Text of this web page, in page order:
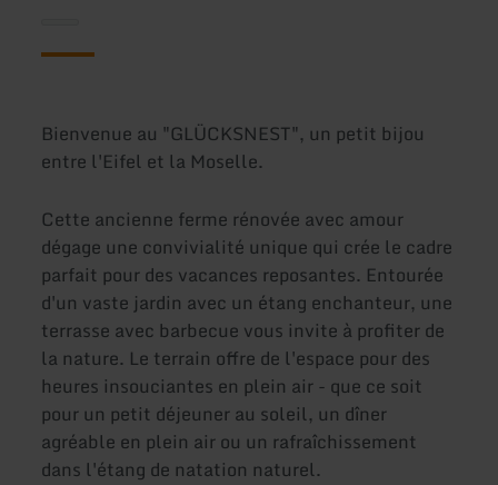
Bienvenue au "GLÜCKSNEST", un petit bijou
entre l'Eifel et la Moselle.
Cette ancienne ferme rénovée avec amour
dégage une convivialité unique qui crée le cadre
parfait pour des vacances reposantes. Entourée
d'un vaste jardin avec un étang enchanteur, une
terrasse avec barbecue vous invite à profiter de
la nature. Le terrain offre de l'espace pour des
heures insouciantes en plein air - que ce soit
pour un petit déjeuner au soleil, un dîner
agréable en plein air ou un rafraîchissement
dans l'étang de natation naturel.